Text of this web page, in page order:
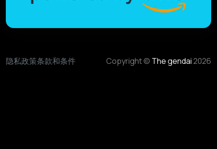
隐私政策条款和条件 Copyright © The gendai2026